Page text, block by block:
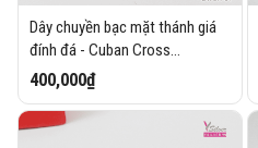
Dây chuyền bạc mặt thánh giá
đính đá - Cuban Cross
Necklaces
400,000₫